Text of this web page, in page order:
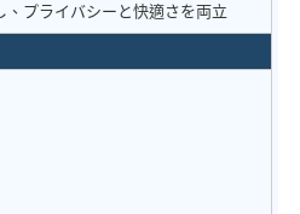
プライバシーと快適さを両立